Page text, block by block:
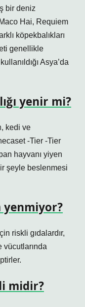
bir deniz
Hai, Requiem
köpekbalıkları
genellikle
Asya’da
yenir mi?
kedi ve
-Tier -Tier
hayvanı yiyen
şeyle beslenmesi
yenmiyor?
riskli gıdalardır,
vücutlarında
midir?